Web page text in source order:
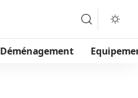
Déménagement